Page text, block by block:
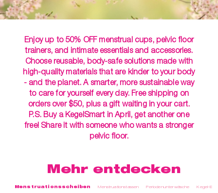
dich
Enjoy up to 50% OFF menstrual cups, pelvic floor
trainers, and intimate essentials and accessories.
Choose reusable, body-safe solutions made with
high-quality materials that are kinder to your body
- and the planet. A smarter, more sustainable way
to care for yourself every day. Free shipping on
orders over $50, plus a gift waiting in your cart.
P.S. Buy a KegelSmart in April, get another one
free! Share it with someone who wants a stronger
pelvic floor.
Mehr entdecken
Menstruationsscheiben Menstruationstassen Periodenunterwäsche Kegel-